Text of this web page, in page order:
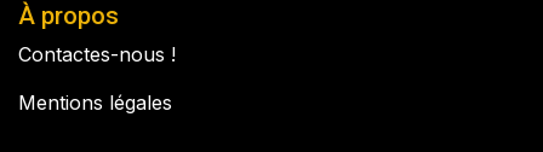
À propos
Contactes-nous !
Mentions légales